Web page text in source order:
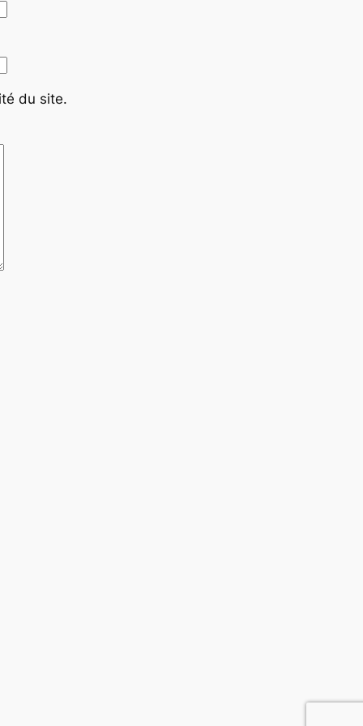
du site.